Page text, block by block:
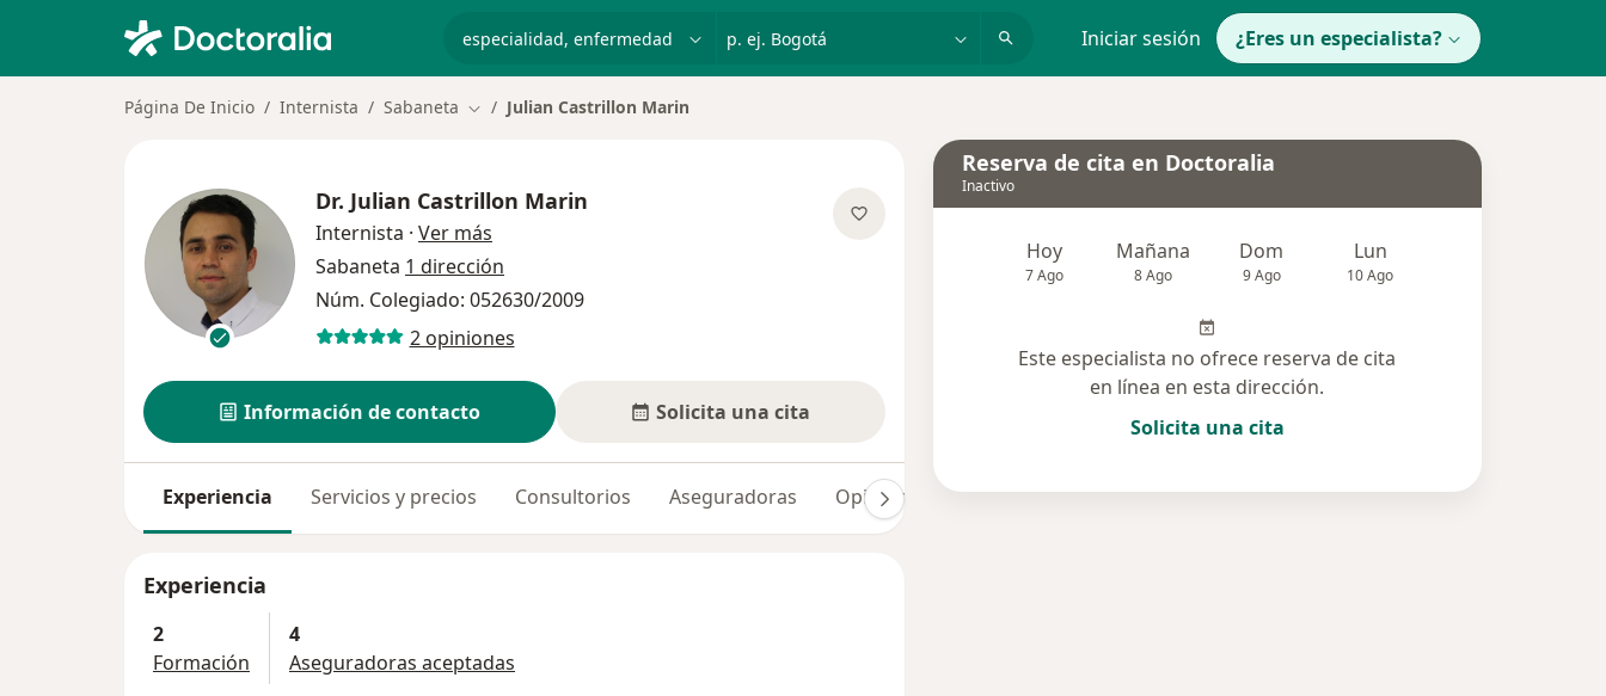
p. ej. Bogotá Iniciar sesión ¿Eres un especialista?
Página De Inicio Internista Sabaneta Cambiar de ciudad
Julian Castrillon Marin
Dr. Julian Castrillon Marin
Internista · Ver más
Sabaneta 1 dirección
Núm. Colegiado: 052630/2009
2 opiniones
Información de contacto Solicita una cita
Experiencia Servicios y precios Consultorios Aseguradoras Opiniones (2)
Experiencia
2
Formación
4
Aseguradoras aceptadas
Reserva de cita en Doctoralia
Inactivo
Hoy
7 Ago
Mañana
8 Ago
Dom
9 Ago
Lun
10 Ago
Este especialista no ofrece reserva de cita
en línea en esta dirección.
Solicita una cita